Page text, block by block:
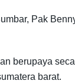
Pak
berupaya
barat.